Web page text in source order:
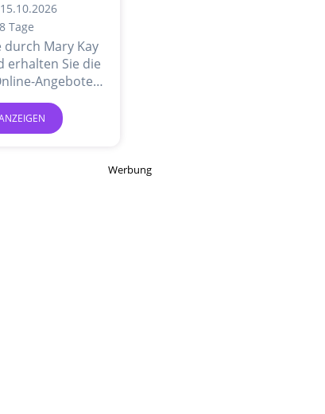
Tage
durch Mary Kay
erhalten Sie die
Angebote
Werbung